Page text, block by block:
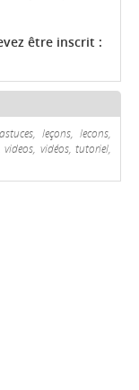
être inscrit :
leçons, lecons,
vidéos, tutoriel,